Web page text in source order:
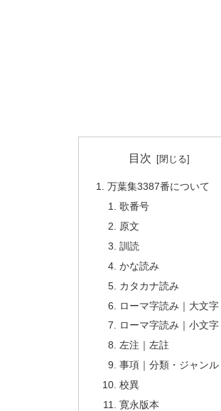
目次
万葉集3387番について
歌番号
原文
訓読
かな読み
カタカナ読み
ローマ字読み｜大文字
ローマ字読み｜小文字
左注｜左註
事項｜分類・ジャンル
校異
寛永版本